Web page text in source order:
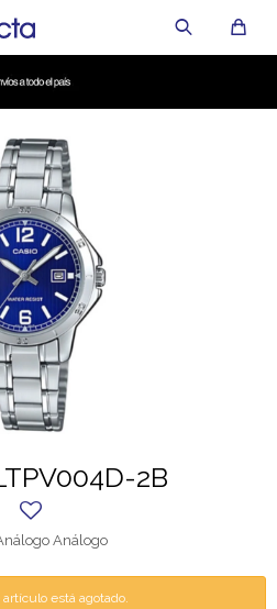
2B
Análogo
artículo está agotado.